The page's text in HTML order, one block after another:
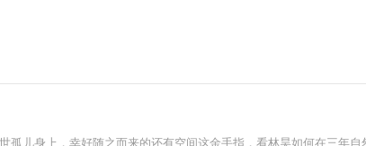
孤儿身上，幸好随之而来的还有空间这金手指，看林昊如何在三年